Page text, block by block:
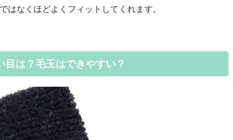
はなくほどよくフィットしてくれます。
は？毛玉はできやすい？